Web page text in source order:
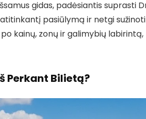
gidas, padėsiantis suprasti
pasiūlymą ir netgi
kainų, zonų ir galimybių labirintą,
Perkant Bilietą?